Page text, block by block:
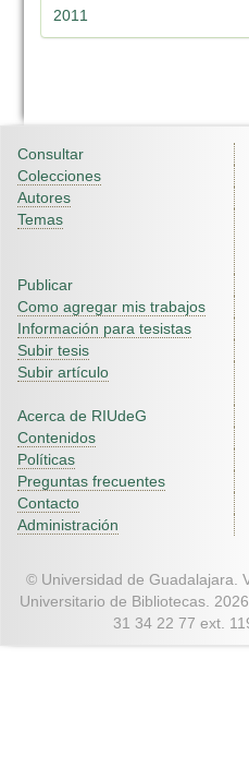
2011
Consultar
Colecciones
Autores
Temas
Publicar
Como agregar mis trabajos
Información para tesistas
Subir tesis
Subir artículo
Acerca de RIUdeG
Contenidos
Políticas
Preguntas frecuentes
Contacto
Administración
© Universidad de Guadalajara.
Universitario de Bibliotecas. 2026.
31 34 22 77 ext.